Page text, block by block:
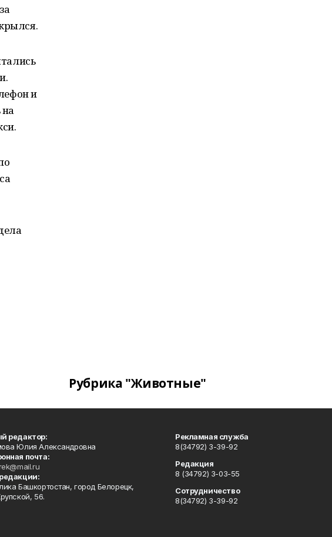
и
Рубрика "Животные"
редактор:
Юлия Александровна
почта:
Башкортостан, город Белорецк,
56.
Рекламная служба
8(34792) 3-39-92
Редакция
8 (34792) 3-03-55
Сотрудничество
8(34792) 3-39-92